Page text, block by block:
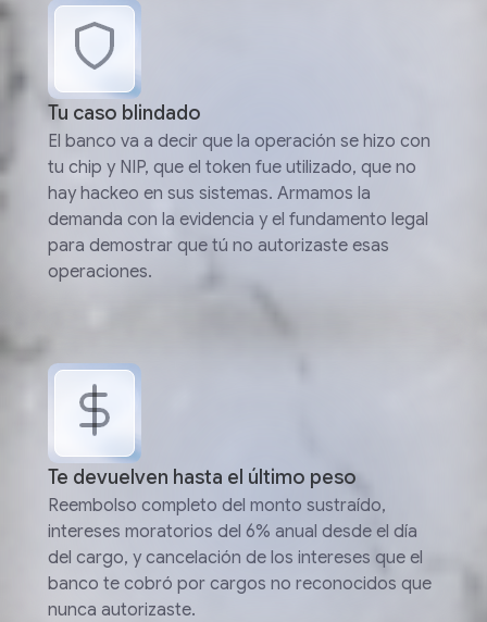
Tu caso blindado
El banco va a decir que la operación se hizo con
tu chip y NIP, que el token fue utilizado, que no
hay hackeo en sus sistemas. Armamos la
demanda con la evidencia y el fundamento legal
para demostrar que tú no autorizaste esas
operaciones.
Te devuelven hasta el último peso
Reembolso completo del monto sustraído,
intereses moratorios del 6% anual desde el día
del cargo, y cancelación de los intereses que el
banco te cobró por cargos no reconocidos que
nunca autorizaste.